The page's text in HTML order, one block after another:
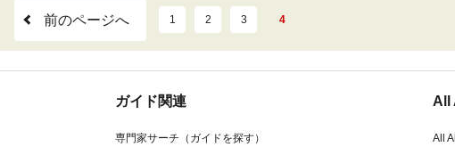
前のページへ 1 2 3 4
ガイド関連
専門家サーチ（ガイドを探す）
All
All